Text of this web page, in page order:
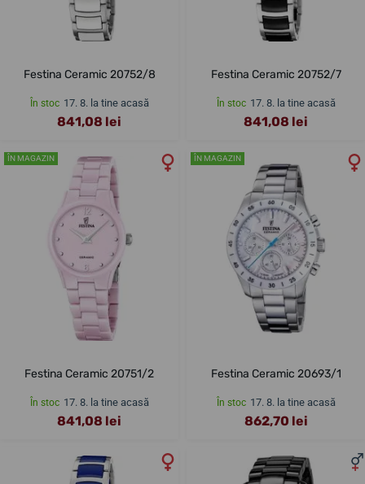
Festina Ceramic 20752/8
În stoc 17. 8. la tine acasă
841,08 lei
Festina Ceramic 20752/7
În stoc 17. 8. la tine acasă
841,08 lei
ÎN MAGAZIN
Festina Ceramic 20751/2
În stoc 17. 8. la tine acasă
841,08 lei
ÎN MAGAZIN
Festina Ceramic 20693/1
În stoc 17. 8. la tine acasă
862,70 lei